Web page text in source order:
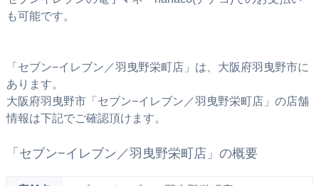
も可能です。
「セブン−イレブン／羽曳野栄町店」は、大阪府羽曳野市に
あります。
大阪府羽曳野市「セブン−イレブン／羽曳野栄町店」の店舗
情報は下記でご確認頂けます。
「セブン−イレブン／羽曳野栄町店」の概要